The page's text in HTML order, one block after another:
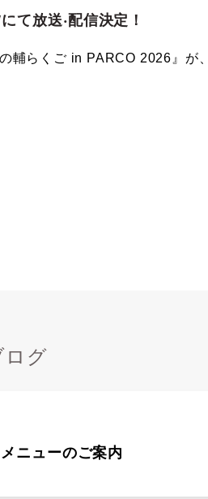
て放送‧配信決定！
輔らくご in PARCO 2026』が
ログ
ニューのご案内